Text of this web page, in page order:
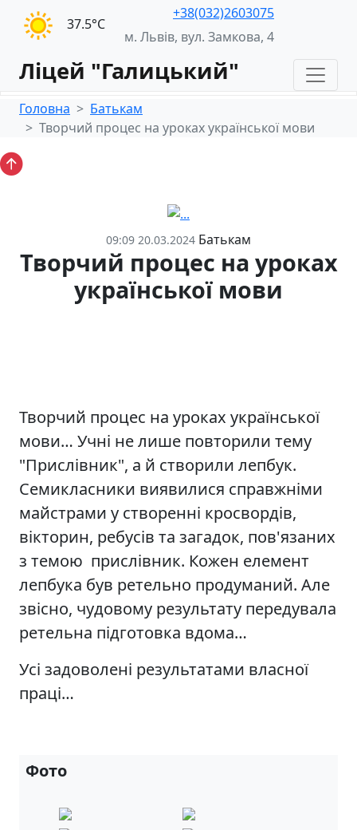
37.5°С
+38(032)2603075
м. Львів, вул. Замкова, 4
Ліцей "Галицький"
Головна
Батькам
Творчий процес на уроках української мови
09:09 20.03.2024 Батькам
Творчий процес на уроках
української мови
Творчий процес на уроках української
мови… Учні не лише повторили тему
"Прислівник", а й створили лепбук.
Семикласники виявилися справжніми
майстрами у створенні кросвордів,
вікторин, ребусів та загадок, пов'язаних
з темою прислівник. Кожен елемент
лепбука був ретельно продуманий. Але
звісно, чудовому результату передувала
ретельна підготовка вдома…
Усі задоволені результатами власної
праці…
Фото